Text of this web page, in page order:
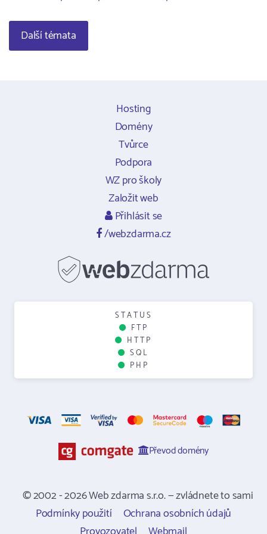
Další témata
Hosting
Domény
Tvůrce
Podpora
WZ pro školy
Založit web
Přihlásit se
/webzdarma.cz
STATUS
FTP
HTTP
SQL
PHP
Převod domény
© 2002 - 2026 Web zdarma s.r.o. — zvládnete to sami
Podmínky použití
Ochrana osobních údajů